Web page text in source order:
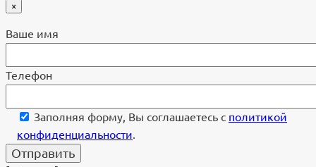
×
Ваше имя
Телефон
Заполняя форму, Вы соглашаетесь с политикой
конфиденциальности.